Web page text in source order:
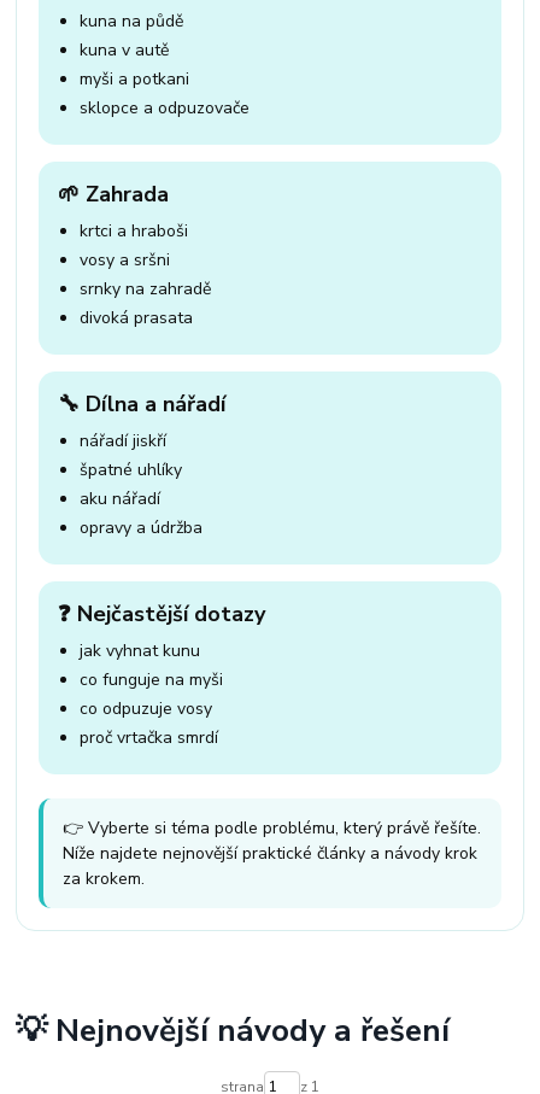
kuna na půdě
kuna v autě
myši a potkani
sklopce a odpuzovače
🌱 Zahrada
krtci a hraboši
vosy a sršni
srnky na zahradě
divoká prasata
🔧 Dílna a nářadí
nářadí jiskří
špatné uhlíky
aku nářadí
opravy a údržba
❓ Nejčastější dotazy
jak vyhnat kunu
co funguje na myši
co odpuzuje vosy
proč vrtačka smrdí
👉 Vyberte si téma podle problému, který právě řešíte.
Níže najdete nejnovější praktické články a návody krok
za krokem.
💡 Nejnovější návody a řešení
strana z 1